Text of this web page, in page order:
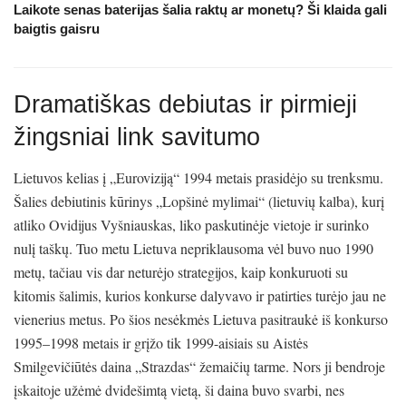
Laikote senas baterijas šalia raktų ar monetų? Ši klaida gali
baigtis gaisru
Dramatiškas debiutas ir pirmieji
žingsniai link savitumo
Lietuvos kelias į „Euroviziją“ 1994 metais prasidėjo su trenksmu.
Šalies debiutinis kūrinys „Lopšinė mylimai“ (lietuvių kalba), kurį
atliko Ovidijus Vyšniauskas, liko paskutinėje vietoje ir surinko
nulį taškų. Tuo metu Lietuva nepriklausoma vėl buvo nuo 1990
metų, tačiau vis dar neturėjo strategijos, kaip konkuruoti su
kitomis šalimis, kurios konkurse dalyvavo ir patirties turėjo jau ne
vienerius metus. Po šios nesėkmės Lietuva pasitraukė iš konkurso
1995–1998 metais ir grįžo tik 1999-aisiais su Aistės
Smilgevičiūtės daina „Strazdas“ žemaičių tarme. Nors ji bendroje
įskaitoje užėmė dvidešimtą vietą, ši daina buvo svarbi, nes